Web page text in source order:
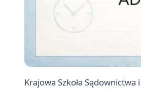
Krajowa Szkoła